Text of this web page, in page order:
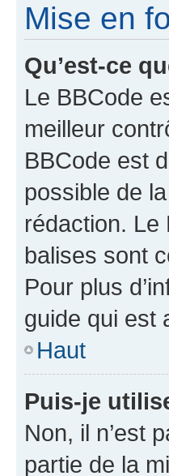
Mise en
Qu’est-ce
Le BBCode
meilleur
BBCode est
possible de
rédaction. Le
balises sont
Pour plus
guide qui est
Haut
Puis-je
Non, il n’est
partie de la